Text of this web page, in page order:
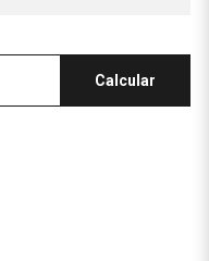
Calcular